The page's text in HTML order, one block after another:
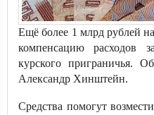
Ещё более 1 млрд рублей
компенсацию расходов
курского приграничья.
Александр Хинштейн.
Средства помогут